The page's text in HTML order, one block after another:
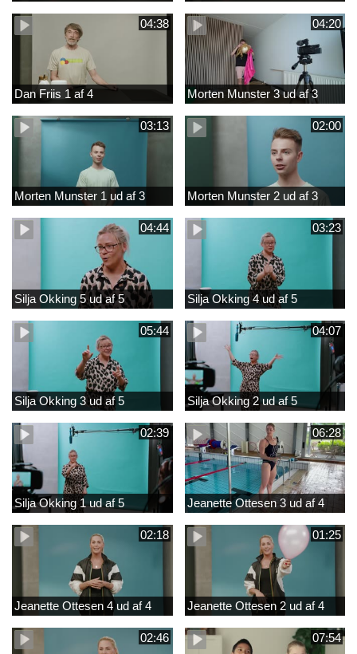
04:38
Dan Friis 1 af 4
04:20
Morten Munster 3 ud af 3
03:13
Morten Munster 1 ud af 3
02:00
Morten Munster 2 ud af 3
04:44
Silja Okking 5 ud af 5
03:23
Silja Okking 4 ud af 5
05:44
Silja Okking 3 ud af 5
04:07
Silja Okking 2 ud af 5
02:39
Silja Okking 1 ud af 5
06:28
Jeanette Ottesen 3 ud af 4
02:18
Jeanette Ottesen 4 ud af 4
01:25
Jeanette Ottesen 2 ud af 4
02:46 07:54